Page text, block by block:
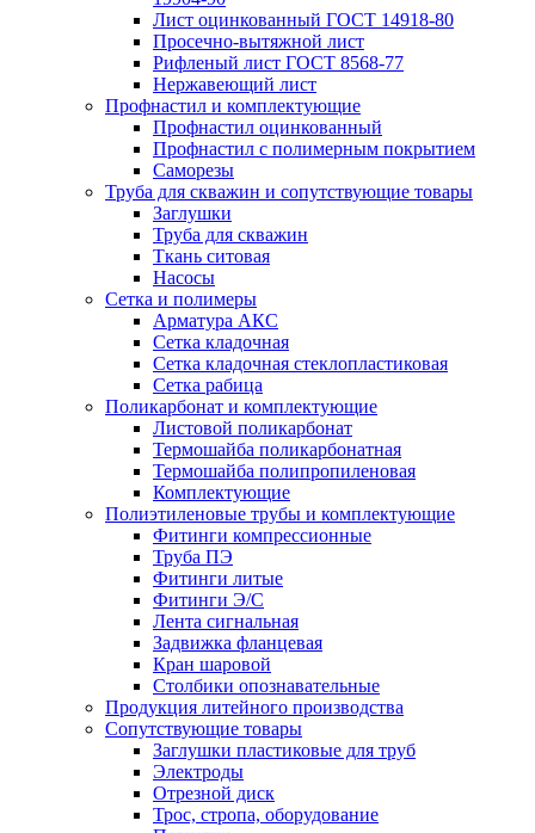
Лист оцинкованный ГОСТ 14918-80
Просечно-вытяжной лист
Рифленый лист ГОСТ 8568-77
Нержавеющий лист
Профнастил и комплектующие
Профнастил оцинкованный
Профнастил с полимерным покрытием
Саморезы
Труба для скважин и сопутствующие товары
Заглушки
Труба для скважин
Ткань ситовая
Насосы
Сетка и полимеры
Арматура АКС
Сетка кладочная
Сетка кладочная стеклопластиковая
Сетка рабица
Поликарбонат и комплектующие
Листовой поликарбонат
Термошайба поликарбонатная
Термошайба полипропиленовая
Комплектующие
Полиэтиленовые трубы и комплектующие
Фитинги компрессионные
Труба ПЭ
Фитинги литые
Фитинги Э/С
Лента сигнальная
Задвижка фланцевая
Кран шаровой
Столбики опознавательные
Продукция литейного производства
Сопутствующие товары
Заглушки пластиковые для труб
Электроды
Отрезной диск
Трос, стропа, оборудование